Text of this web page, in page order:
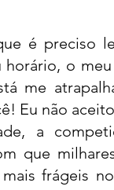
é preciso
horário, o
me
Eu não
a
que
frágeis